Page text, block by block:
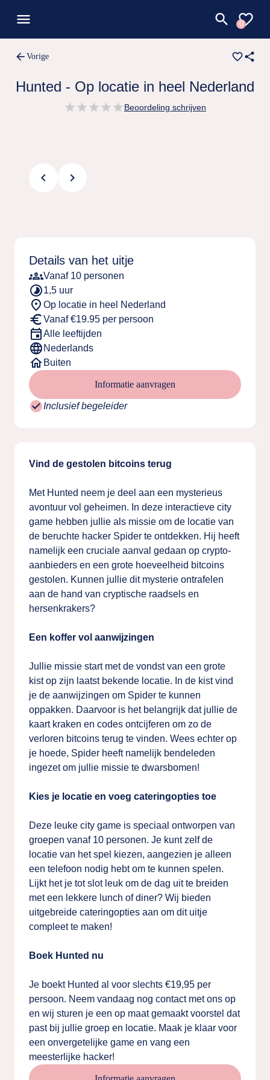
menu search favorite_border
0
arrow_back Vorige favorite_bordershare
Hunted - Op locatie in heel Nederland
star star star star star Beoordeling schrijven
chevron_left chevron_right
Details van het uitje
groupsVanaf 10 personen
timelapse1,5 uur
place Op locatie in heel Nederland
euroVanaf €19.95 per persoon
eventAlle leeftijden
language Nederlands
home Buiten
Informatie aanvragen
check_circleInclusief begeleider
Vind de gestolen bitcoins terug
Met Hunted neem je deel aan een mysterieus
avontuur vol geheimen. In deze interactieve city
game hebben jullie als missie om de locatie van
de beruchte hacker Spider te ontdekken. Hij heeft
namelijk een cruciale aanval gedaan op crypto-
aanbieders en een grote hoeveelheid bitcoins
gestolen. Kunnen jullie dit mysterie ontrafelen
aan de hand van cryptische raadsels en
hersenkrakers?
Een koffer vol aanwijzingen
Jullie missie start met de vondst van een grote
kist op zijn laatst bekende locatie. In de kist vind
je de aanwijzingen om Spider te kunnen
oppakken. Daarvoor is het belangrijk dat jullie de
kaart kraken en codes ontcijferen om zo de
verloren bitcoins terug te vinden. Wees echter op
je hoede, Spider heeft namelijk bendeleden
ingezet om jullie missie te dwarsbomen!
Kies je locatie en voeg cateringopties toe
Deze leuke city game is speciaal ontworpen van
groepen vanaf 10 personen. Je kunt zelf de
locatie van het spel kiezen, aangezien je alleen
een telefoon nodig hebt om te kunnen spelen.
Lijkt het je tot slot leuk om de dag uit te breiden
met een lekkere lunch of diner? Wij bieden
uitgebreide cateringopties aan om dit uitje
compleet te maken!
Boek Hunted nu
Je boekt Hunted al voor slechts €19,95 per
persoon. Neem vandaag nog contact met ons op
en wij sturen je een op maat gemaakt voorstel dat
past bij jullie groep en locatie. Maak je klaar voor
een onvergetelijke game en vang een
meesterlijke hacker!